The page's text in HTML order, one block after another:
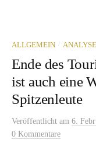
ALLGEMEIN / ANALYSE
Ende des
ist auch eine
Spitzenleute
Veröffentlicht am 6.
0 Kommentare